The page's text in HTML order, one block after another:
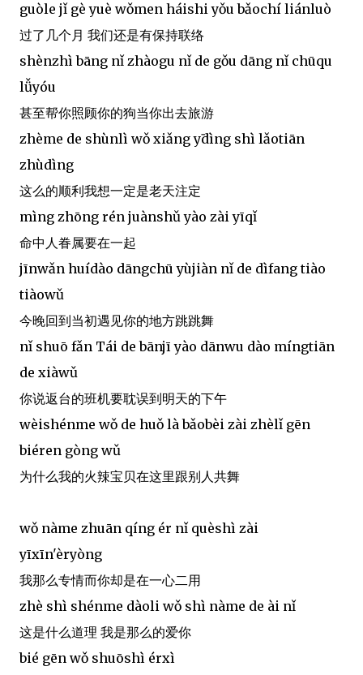
guòle jǐ gè yuè wǒmen háishi yǒu bǎochí liánluò
过了几个月 我们还是有保持联络
shènzhì bāng nǐ zhàogu nǐ de gǒu dāng nǐ chūqu
lǚyóu
甚至帮你照顾你的狗当你出去旅游
zhème de shùnlì wǒ xiǎng yị̄dìng shì lǎotiān
zhùdìng
这么的顺利我想一定是老天注定
mìng zhōng rén juànshǔ yào zài yīqǐ
命中人眷属要在一起
jīnwǎn huídào dāngchū yùjiàn nǐ de dìfang tiào
tiàowǔ
今晚回到当初遇见你的地方跳跳舞
nǐ shuō fǎn Tái de bānjī yào dānwu dào míngtiān
de xiàwǔ
你说返台的班机要耽误到明天的下午
wèishénme wǒ de huǒ là bǎobèi zài zhèlǐ gēn
biéren gòng wǔ
为什么我的火辣宝贝在这里跟别人共舞
wǒ nàme zhuān qíng ér nǐ quèshì zài
yīxīn'èryòng
我那么专情而你却是在一心二用
zhè shì shénme dàoli wǒ shì nàme de ài nǐ
这是什么道理 我是那么的爱你
bié gēn wǒ shuōshì érxì